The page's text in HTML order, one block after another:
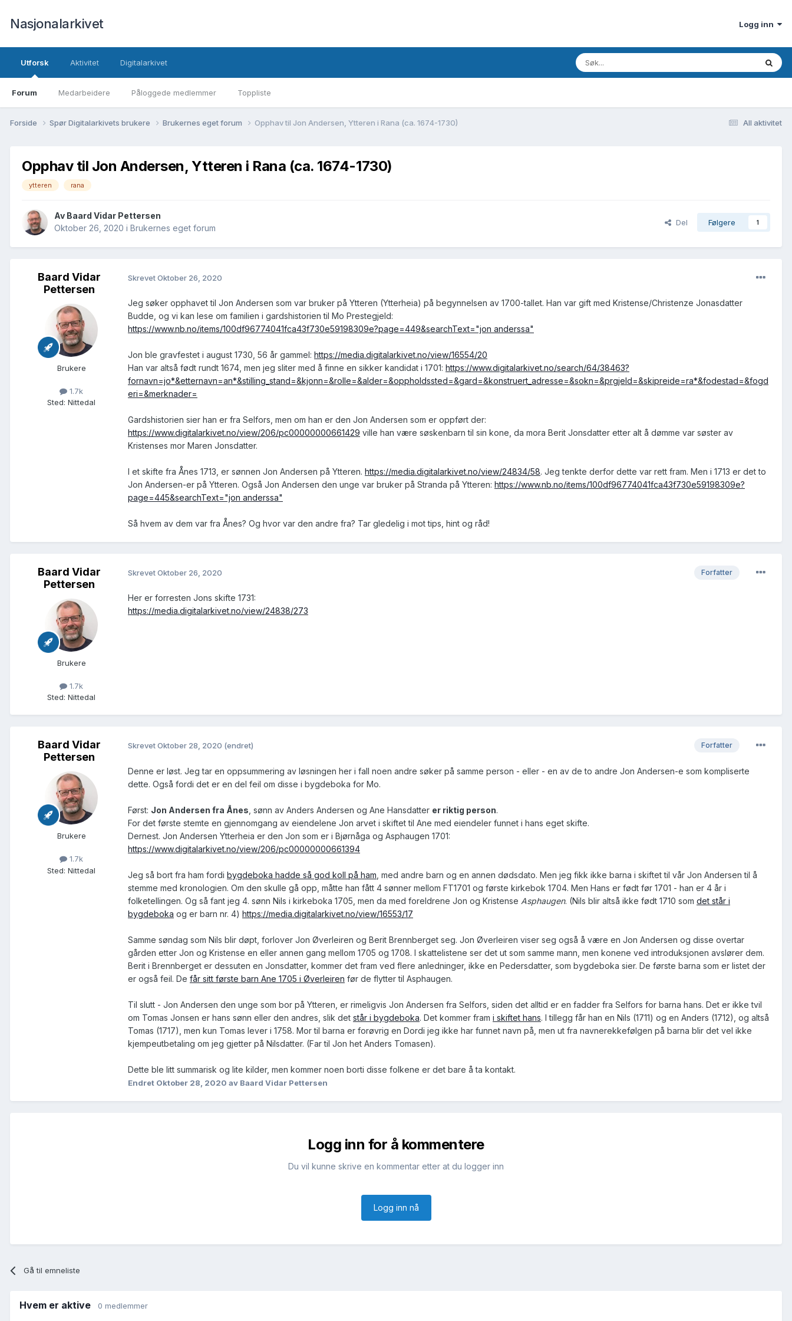
Nasjonalarkivet Logg inn
Utforsk
Forum Medarbeidere Påloggede medlemmer Toppliste
Aktivitet Digitalarkivet
All aktivitet
Forside Spør Digitalarkivets brukere Brukernes eget forum Opphav til Jon Andersen, Ytteren i Rana (ca. 1674-1730)
Opphav til Jon Andersen, Ytteren i Rana (ca. 1674-1730)
ytteren rana
Av Baard Vidar Pettersen
Oktober 26, 2020 i Brukernes eget forum
Del Følgere 1
Baard Vidar
Pettersen
Brukere
1.7k
Sted: Nittedal
SkrevetOktober 26, 2020
Jeg søker opphavet til Jon Andersen som var bruker på Ytteren (Ytterheia) på begynnelsen av 1700-tallet. Han var gift med Kristense/Christenze Jonasdatter
Budde, og vi kan lese om familien i gardshistorien til Mo Prestegjeld:
https://www.nb.no/items/100df96774041fca43f730e59198309e?page=449&searchText="jon anderssa"
Jon ble gravfestet i august 1730, 56 år gammel: https://media.digitalarkivet.no/view/16554/20
Han var altså født rundt 1674, men jeg sliter med å finne en sikker kandidat i 1701: https://www.digitalarkivet.no/search/64/38463?
fornavn=jo*&etternavn=an*&stilling_stand=&kjonn=&rolle=&alder=&oppholdssted=&gard=&konstruert_adresse=&sokn=&prgjeld=&skipreide=ra*&fodestad=&fogd
eri=&merknader=
Gardshistorien sier han er fra Selfors, men om han er den Jon Andersen som er oppført der:
https://www.digitalarkivet.no/view/206/pc00000000661429 ville han være søskenbarn til sin kone, da mora Berit Jonsdatter etter alt å dømme var søster av
Kristenses mor Maren Jonsdatter.
I et skifte fra Ånes 1713, er sønnen Jon Andersen på Ytteren. https://media.digitalarkivet.no/view/24834/58. Jeg tenkte derfor dette var rett fram. Men i 1713 er det to
Jon Andersen-er på Ytteren. Også Jon Andersen den unge var bruker på Stranda på Ytteren: https://www.nb.no/items/100df96774041fca43f730e59198309e?
page=445&searchText="jon anderssa"
Så hvem av dem var fra Ånes? Og hvor var den andre fra? Tar gledelig i mot tips, hint og råd!
Baard Vidar
Pettersen
Brukere
1.7k
Sted: Nittedal
Forfatter
SkrevetOktober 26, 2020
Her er forresten Jons skifte 1731:
https://media.digitalarkivet.no/view/24838/273
Baard Vidar
Pettersen
Brukere
1.7k
Sted: Nittedal
Forfatter
SkrevetOktober 28, 2020 (endret)
Denne er løst. Jeg tar en oppsummering av løsningen her i fall noen andre søker på samme person - eller - en av de to andre Jon Andersen-e som kompliserte
dette. Også fordi det er en del feil om disse i bygdeboka for Mo.
Først: Jon Andersen fra Ånes , sønn av Anders Andersen og Ane Hansdatter er riktig person.
For det første stemte en gjennomgang av eiendelene Jon arvet i skiftet til Ane med eiendeler funnet i hans eget skifte.
Dernest. Jon Andersen Ytterheia er den Jon som er i Bjørnåga og Asphaugen 1701:
https://www.digitalarkivet.no/view/206/pc00000000661394
Jeg så bort fra ham fordi bygdeboka hadde så god koll på ham , med andre barn og en annen dødsdato. Men jeg fikk ikke barna i skiftet til vår Jon Andersen til å
stemme med kronologien. Om den skulle gå opp, måtte han fått 4 sønner mellom FT1701 og første kirkebok 1704. Men Hans er født før 1701 - han er 4 år i
folketellingen. Og så fant jeg 4. sønn Nils i kirkeboka 1705, men da med foreldrene Jon og Kristense Asphaugen. (Nils blir altså ikke født 1710 som det står i
bygdeboka og er barn nr. 4) https://media.digitalarkivet.no/view/16553/17
Samme søndag som Nils blir døpt, forlover Jon Øverleiren og Berit Brennberget seg. Jon Øverleiren viser seg også å være en Jon Andersen og disse overtar
gården etter Jon og Kristense en eller annen gang mellom 1705 og 1708. I skattelistene ser det ut som samme mann, men konene ved introduksjonen avslører dem.
Berit i Brennberget er dessuten en Jonsdatter, kommer det fram ved flere anledninger, ikke en Pedersdatter, som bygdeboka sier. De første barna som er listet der
er også feil. De får sitt første barn Ane 1705 i Øverleiren før de flytter til Asphaugen.
Til slutt - Jon Andersen den unge som bor på Ytteren, er rimeligvis Jon Andersen fra Selfors, siden det alltid er en fadder fra Selfors for barna hans. Det er ikke tvil
om Tomas Jonsen er hans sønn eller den andres, slik det står i bygdeboka. Det kommer fram i skiftet hans. I tillegg får han en Nils (1711) og en Anders (1712), og altså
Tomas (1717), men kun Tomas lever i 1758. Mor til barna er forøvrig en Dordi jeg ikke har funnet navn på, men ut fra navnerekkefølgen på barna blir det vel ikke
kjempeutbetaling om jeg gjetter på Nilsdatter. (Far til Jon het Anders Tomasen).
Dette ble litt summarisk og lite kilder, men kommer noen borti disse folkene er det bare å ta kontakt.
Endret Oktober 28, 2020 av Baard Vidar Pettersen
Logg inn for å kommentere
Du vil kunne skrive en kommentar etter at du logger inn
Logg inn nå
Gå til emneliste
Hvem er aktive 0 medlemmer